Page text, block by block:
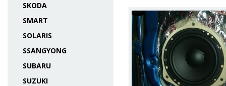
SKODA
SMART
SOLARIS
SSANGYONG
SUBARU
SUZUKI